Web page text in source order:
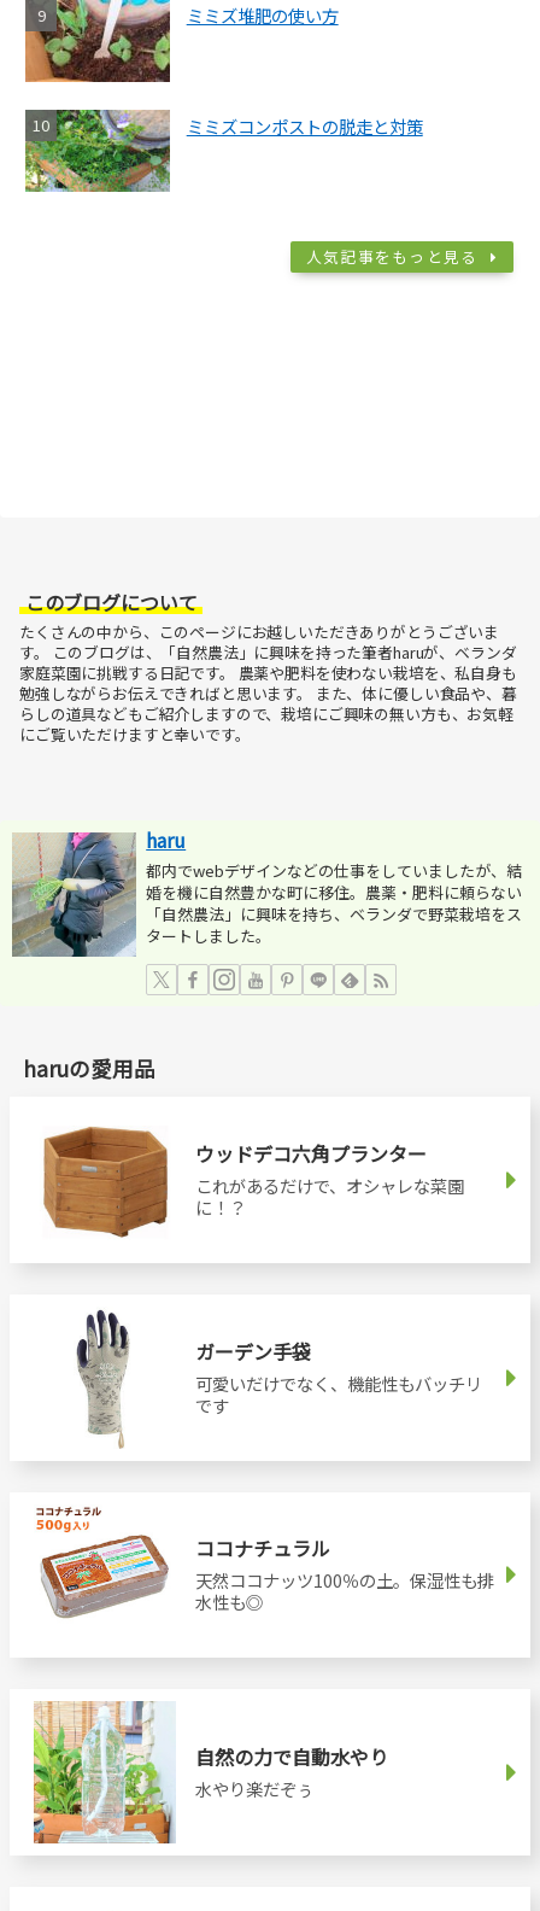
ミミズ堆肥の使い方
ミミズコンポストの脱走と対策
人気記事をもっと見る
このブログについて
たくさんの中から、このページにお越しいただきありがとうございま
す。
このブログは、「自然農法」に興味を持った筆者haruが、ベランダ
家庭菜園に挑戦する日記です。
農薬や肥料を使わない栽培を、私自身も
勉強しながらお伝えできればと思います。
また、体に優しい食品や、暮
らしの道具などもご紹介しますので、栽培にご興味の無い方も、お気軽
にご覧いただけますと幸いです。
haru
都内でwebデザインなどの仕事をしていましたが、結
婚を機に自然豊かな町に移住。農薬・肥料に頼らない
「自然農法」に興味を持ち、ベランダで野菜栽培をス
タートしました。
haruの愛用品
ウッドデコ六角プランター
これがあるだけで、オシャレな菜園
に！？
ガーデン手袋
可愛いだけでなく、機能性もバッチリ
です
ココナチュラル
天然ココナッツ100％の土。保湿性も排
水性も◎
自然の力で自動水やり
水やり楽だぞぅ